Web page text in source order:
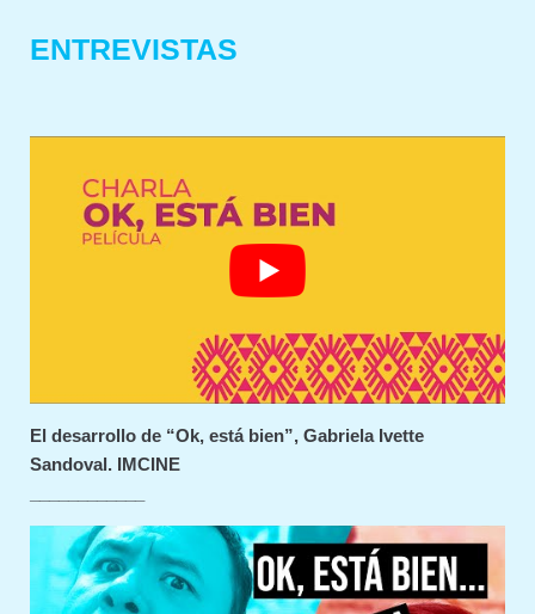
ENTREVISTAS
El desarrollo de “Ok, está bien”, Gabriela Ivette
Sandoval. IMCINE